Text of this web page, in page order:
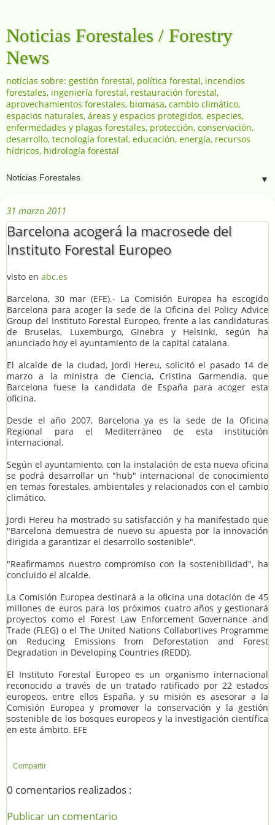
Noticias Forestales / Forestry
News
noticias sobre: gestión forestal, política forestal, incendios
forestales, ingeniería forestal, restauración forestal,
aprovechamientos forestales, biomasa, cambio climático,
espacios naturales, áreas y espacios protegidos, especies,
enfermedades y plagas forestales, protección, conservación,
desarrollo, tecnología forestal, educación, energía, recursos
hídricos, hidrología forestal
▼
31 marzo 2011
Barcelona acogerá la macrosede del
Instituto Forestal Europeo
visto en abc.es
Barcelona, 30 mar (EFE).- La Comisión Europea ha escogido
Barcelona para acoger la sede de la Oficina del Policy Advice
Group del Instituto Forestal Europeo, frente a las candidaturas
de Bruselas, Luxemburgo, Ginebra y Helsinki, según ha
anunciado hoy el ayuntamiento de la capital catalana.
El alcalde de la ciudad, Jordi Hereu, solicitó el pasado 14 de
marzo a la ministra de Ciencia, Cristina Garmendia, que
Barcelona fuese la candidata de España para acoger esta
oficina.
Desde el año 2007, Barcelona ya es la sede de la Oficina
Regional para el Mediterráneo de esta institución
internacional.
Según el ayuntamiento, con la instalación de esta nueva oficina
se podrá desarrollar un "hub" internacional de conocimiento
en temas forestales, ambientales y relacionados con el cambio
climático.
Jordi Hereu ha mostrado su satisfacción y ha manifestado que
"Barcelona demuestra de nuevo su apuesta por la innovación
dirigida a garantizar el desarrollo sostenible".
"Reafirmamos nuestro compromiso con la sostenibilidad", ha
concluido el alcalde.
La Comisión Europea destinará a la oficina una dotación de 45
millones de euros para los próximos cuatro años y gestionará
proyectos como el Forest Law Enforcement Governance and
Trade (FLEG) o el The United Nations Collabortives Programme
on Reducing Emissions from Deforestation and Forest
Degradation in Developing Countries (REDD).
El Instituto Forestal Europeo es un organismo internacional
reconocido a través de un tratado ratificado por 22 estados
europeos, entre ellos España, y su misión es asesorar a la
Comisión Europea y promover la conservación y la gestión
sostenible de los bosques europeos y la investigación científica
en este ámbito. EFE
Compartir
0 comentarios realizados :
Publicar un comentario